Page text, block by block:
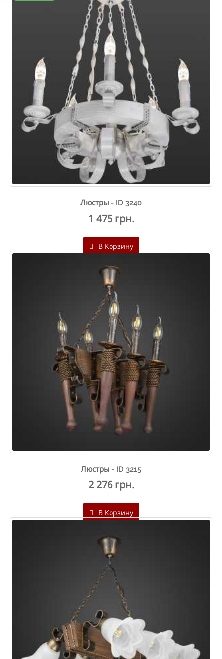
Люстры - ID 3240
1 475 грн.
В Корзину
Люстры - ID 3215
2 276 грн.
В Корзину